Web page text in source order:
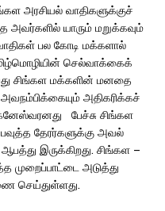
அரசியல் வாதிகளுக்குச்
யாரும் மறுக்கவும்
பல கோடி மக்களால்
செல்வாக்கைக்
சிங்கள மக்களின் மனதை
அதிகரிக்கச்
பேச்சு சிங்கள
தேரர்களுக்கு அவல்
இருக்கிறது. சிங்கள –
முறைப்பாட்டை அடுத்து
செய்துள்ளது.